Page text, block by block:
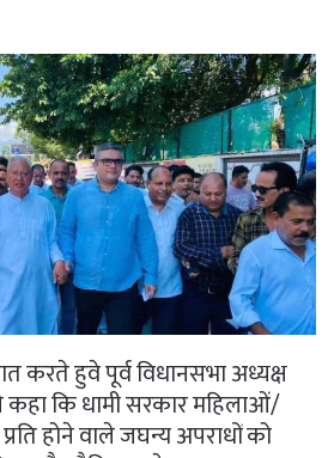
करते हुवे पूर्व विधानसभा अध्यक्ष
कि धामी सरकार महिलाओं/
होने वाले जघन्य अपराधों को